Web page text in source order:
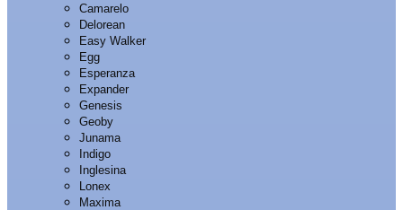
Camarelo
Delorean
Easy Walker
Egg
Esperanza
Expander
Genesis
Geoby
Junama
Indigo
Inglesina
Lonex
Maxima